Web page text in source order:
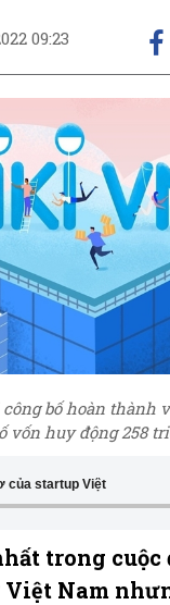
09:23
bố hoàn thành
vốn huy động 258
của startup Việt
trong cuộc
Việt Nam